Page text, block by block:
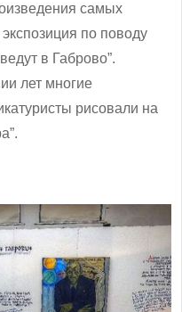
самых
по поводу
в Габрово”.
лет многие
рисовали на